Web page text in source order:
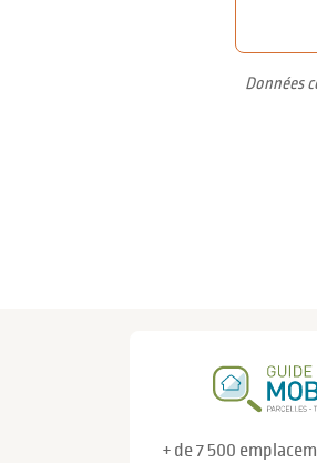
Données
+ de 7 500